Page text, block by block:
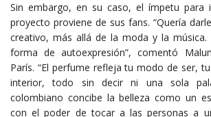
Sin embargo, en su caso, el ímpetu para
proyecto proviene de sus fans. “Quería
creativo, más allá de la moda y la
forma de autoexpresión”, comentó
París. “El perfume refleja tu modo de ser,
interior, todo sin decir ni una sola
colombiano concibe la belleza como un
con el poder de tocar a las personas a